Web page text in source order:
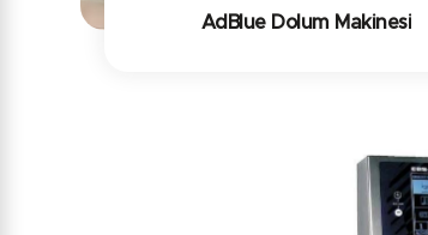
AdBlue Dolum Makinesi